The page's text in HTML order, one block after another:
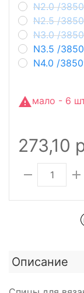
N2.0 /
N2.5 /
N3.0 /
N3.5 /
N4.0 /
мало - 6
273,10
Описание